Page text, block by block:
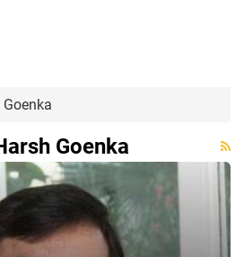
Goenka